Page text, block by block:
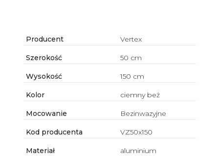
Producent Vertex
Szerokość 50 cm
Wysokość 150 cm
Kolor ciemny beż
Mocowanie Bezinwazyjne
Kod producenta VZ50x150
Materiał aluminium